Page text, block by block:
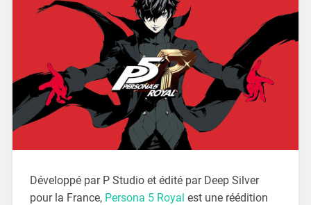
Développé par P Studio et édité par Deep Silver
pour la France, Persona 5 Royal est une réédition